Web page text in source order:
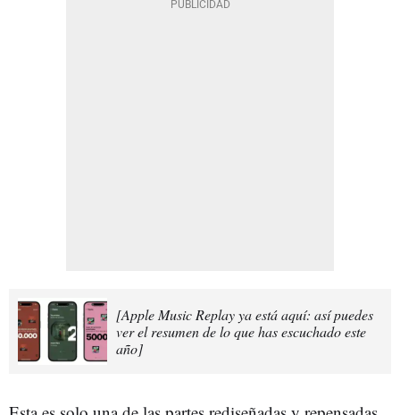
[Apple Music Replay ya está aquí: así puedes
ver el resumen de lo que has escuchado este
año]